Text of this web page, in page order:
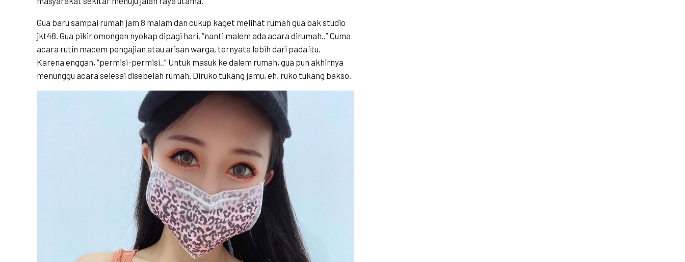
Gua baru sampai rumah jam 8 malam dan cukup kaget melihat rumah gua bak studio
jkt48. Gua pikir omongan nyokap dipagi hari, “nanti malem ada acara dirumah..” Cuma
acara rutin macem pengajian atau arisan warga, ternyata lebih dari pada itu.
Karena enggan, “permisi-permisi..” Untuk masuk ke dalem rumah, gua pun akhirnya
menunggu acara selesai disebelah rumah. Diruko tukang jamu, eh, ruko tukang bakso.